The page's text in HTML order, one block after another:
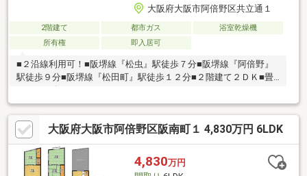
大阪府大阪市阿倍野区共立通１
2階建て 都市ガス
浴室乾燥機
所有権
即入居可
■２沿線利用可！■阪堺線『松虫』駅徒歩７分■阪堺線『阿倍野』
駅徒歩９分■阪堺線『松田町』駅徒歩１２分■２階建て２ＤＫ■畳
＝＝＝■周辺環境充実○デイリーカナート晴明通店…約８６７ｍ〇
セブンイレブン大阪阿倍野筋５丁目店…約３７７ｍ〇大阪阿倍野
筋郵便局…約４８４ｍ〇聖天山公園…約６０７ｍ
大阪府大阪市阿倍野区阪南町１ 4,830万円 6LDK
4,830万円